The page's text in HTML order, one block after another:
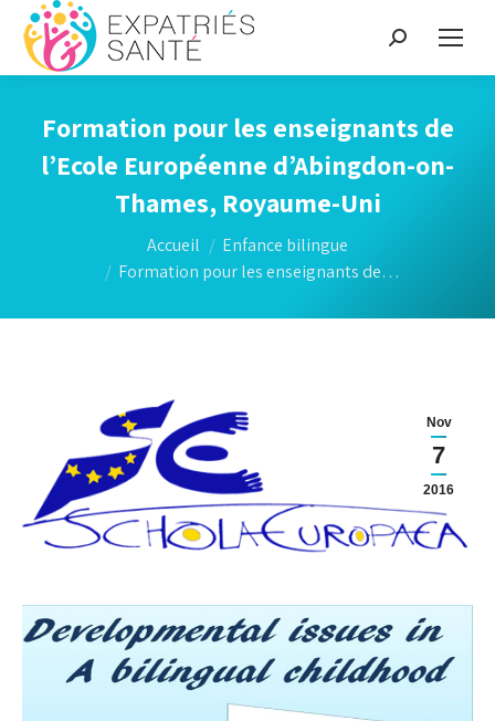
Recherche
:
Formation pour les enseignants de
l’Ecole Européenne d’Abingdon-on-
Thames, Royaume-Uni
Accueil
Enfance bilingue
Formation pour les enseignants de…
Nov
7
2016